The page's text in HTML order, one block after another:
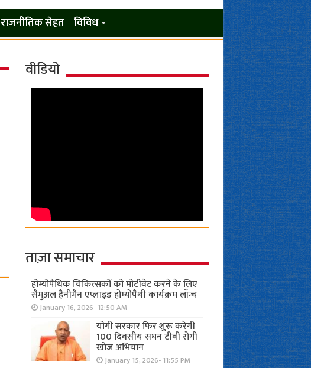
राजनीतिक सेहत विविध
वीडियो
ताज़ा समाचार
होम्योपैथिक चिकित्सकों को मोटीवेट करने के लिए
सैमुअल हैनीमैन एप्लाइड होम्योपैथी कार्यक्रम लॉन्च
January 16, 2026- 12:50 AM
योगी सरकार फिर शुरू करेगी
100 दिवसीय सघन टीबी रोगी
खोज अभियान
January 15, 2026- 11:55 PM